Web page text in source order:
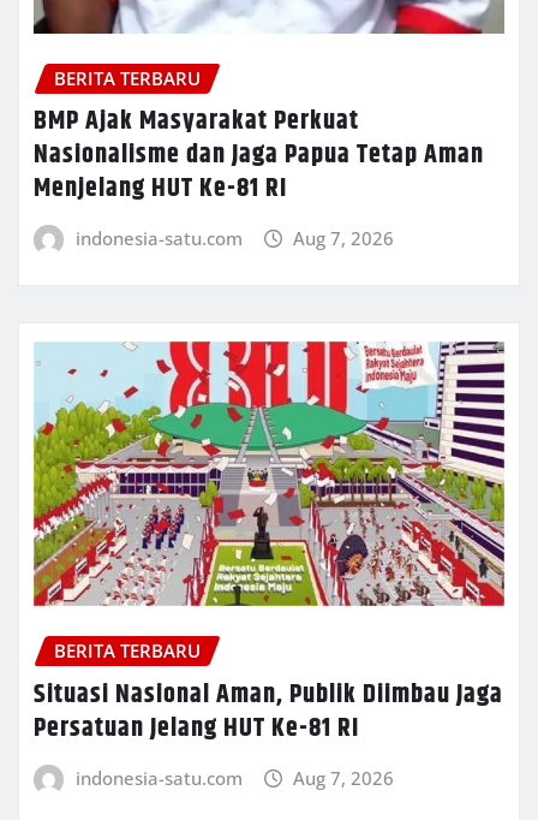
BERITA TERBARU
BMP Ajak Masyarakat Perkuat
Nasionalisme dan Jaga Papua Tetap Aman
Menjelang HUT Ke-81 RI
indonesia-satu.com Aug 7, 2026
BERITA TERBARU
Situasi Nasional Aman, Publik Diimbau Jaga
Persatuan Jelang HUT Ke-81 RI
indonesia-satu.com Aug 7, 2026